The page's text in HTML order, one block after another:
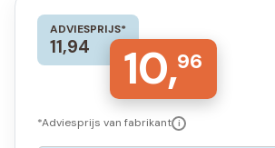
ADVIESPRIJS*
11,94 10,96
*Adviesprijs van fabrikant i